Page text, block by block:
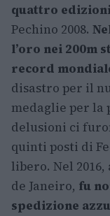
quattro
Pechino 2008.
l’oro nei 200m
record
disastro per il
medaglie per la
delusioni ci
quinti posti di
libero. Nel
de Janeiro, fu
spedizione